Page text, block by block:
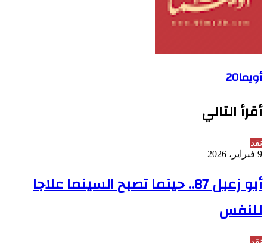
أويما20
أقرأ التالي
نقد
9 فبراير، 2026
أبو زعبل 87.. حينما تصبح السينما علاجا
للنفس